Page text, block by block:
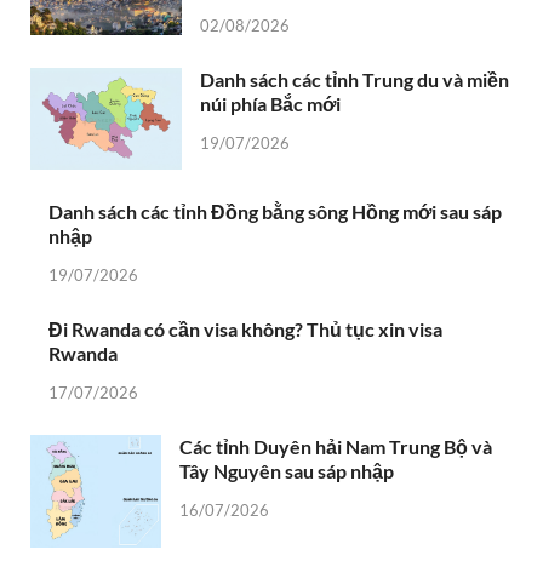
02/08/2026
Danh sách các tỉnh Trung du và miền
núi phía Bắc mới
19/07/2026
Danh sách các tỉnh Đồng bằng sông Hồng mới sau sáp
nhập
19/07/2026
Đi Rwanda có cần visa không? Thủ tục xin visa
Rwanda
17/07/2026
Các tỉnh Duyên hải Nam Trung Bộ và
Tây Nguyên sau sáp nhập
16/07/2026